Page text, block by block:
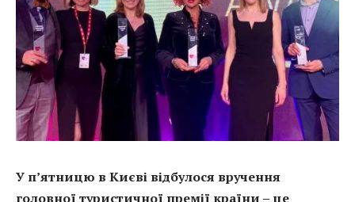
У п’ятницю в Києві відбулося вручення
головної туристичної премії країни – це